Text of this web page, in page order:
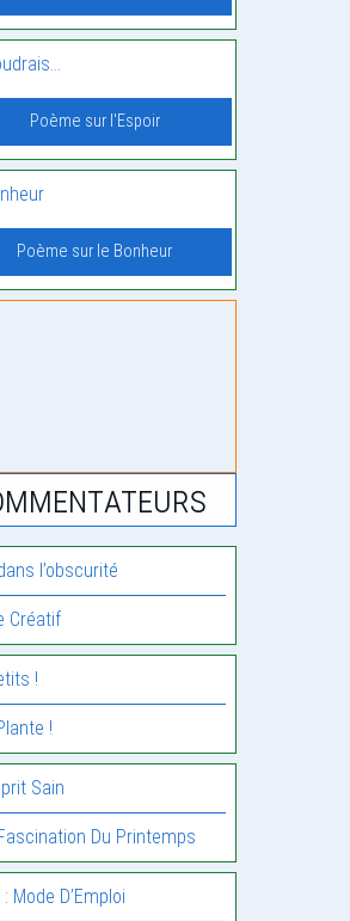
Poème sur l'Espoir
Poème sur le Bonheur
l’obscurité
Créatif
!
!
Sain
Du Printemps
Mode D’Emploi